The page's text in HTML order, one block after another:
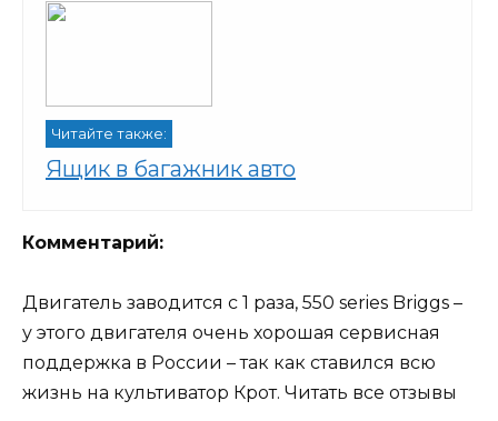
Читайте также:
Ящик в багажник авто
Комментарий:
Двигатель заводится с 1 раза, 550 series Briggs –
у этого двигателя очень хорошая сервисная
поддержка в России – так как ставился всю
жизнь на культиватор Крот. Читать все отзывы